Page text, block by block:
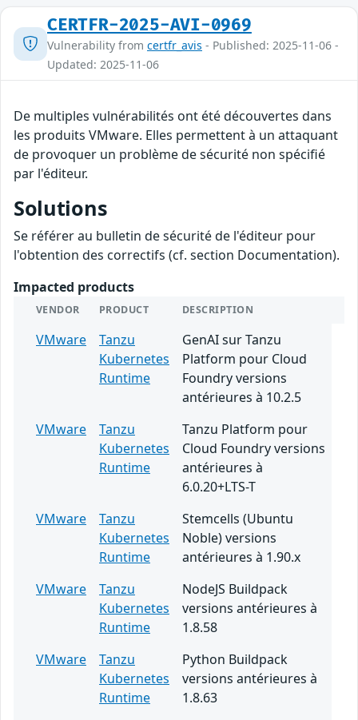
CERTFR-2025-AVI-0969
Vulnerability from certfr_avis - Published: 2025-11-06 -
Updated: 2025-11-06
De multiples vulnérabilités ont été découvertes dans
les produits VMware. Elles permettent à un attaquant
de provoquer un problème de sécurité non spécifié
par l'éditeur.
Solutions
Se référer au bulletin de sécurité de l'éditeur pour
l'obtention des correctifs (cf. section Documentation).
Impacted products
VENDOR PRODUCT DESCRIPTION
VMware
Tanzu
Kubernetes
Runtime
GenAI sur Tanzu
Platform pour Cloud
Foundry versions
antérieures à 10.2.5
VMware
Tanzu
Kubernetes
Runtime
Tanzu Platform pour
Cloud Foundry versions
antérieures à
6.0.20+LTS-T
VMware
Tanzu
Kubernetes
Runtime
Stemcells (Ubuntu
Noble) versions
antérieures à 1.90.x
VMware
Tanzu
Kubernetes
Runtime
NodeJS Buildpack
versions antérieures à
1.8.58
VMware
Tanzu
Kubernetes
Runtime
Python Buildpack
versions antérieures à
1.8.63